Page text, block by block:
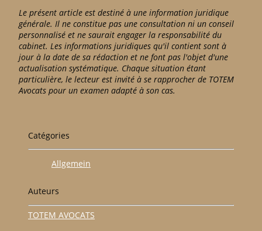
Le présent article est destiné à une information juridique
générale. Il ne constitue pas une consultation ni un conseil
personnalisé et ne saurait engager la responsabilité du
cabinet. Les informations juridiques qu'il contient sont à
jour à la date de sa rédaction et ne font pas l'objet d'une
actualisation systématique. Chaque situation étant
particulière, le lecteur est invité à se rapprocher de TOTEM
Avocats pour un examen adapté à son cas.
Catégories
Allgemein
Auteurs
TOTEM AVOCATS